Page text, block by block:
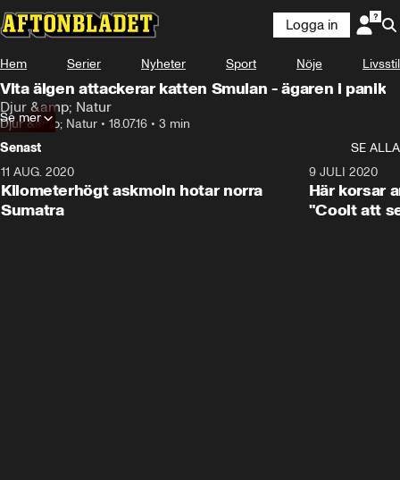
Logga in
Hem Serier Nyheter Sport Nöje Livsstil
Vita älgen attackerar katten Smulan - ägaren i panik
Djur &amp; Natur
Djur &amp; Natur • 18.07.16 • 3 min
Se mer
Senast
SE ALLA
11 AUG. 2020
Kilometerhögt askmoln hotar norra
Sumatra
9 JULI 2020
Här korsar
"Coolt att